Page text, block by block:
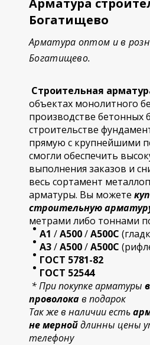
Арматура
Богатищево
Арматура оптом и в
Богатищево.
Строительная
объектах монолитного
производстве бетонных
строительстве
прямую с крупнейшими
смогли обеспечить
выполнения заказов и
весь сортамент
арматуры. Вы можете
строительнуюарматур
метрами либо тоннами
А1 /А500/А500С
А3/А500/А500С
ГОСТ 5781-82
ГОСТ 52544
* При покупке арматуры
проволокав подарок
Так же в наличии есть
не мернойдлинны цены
телефону